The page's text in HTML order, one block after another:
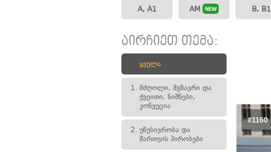
A, A1 AM NEW B, B1
აირჩიეთ თემა:
ყველა
1. მძღოლი, მგზავრი და
ქვეითი, ნიშნები,
კონვეცია
2. უწესივრობა და
მართვის პირობები
#1160